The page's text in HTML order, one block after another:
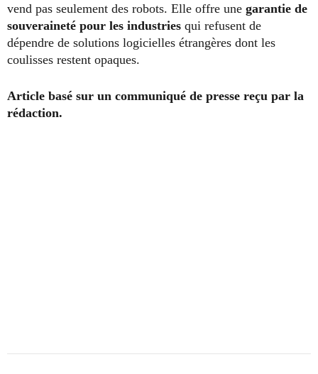
vend pas seulement des robots. Elle offre une garantie de
souveraineté pour les industries qui refusent de
dépendre de solutions logicielles étrangères dont les
coulisses restent opaques.
Article basé sur un communiqué de presse reçu par la
rédaction.